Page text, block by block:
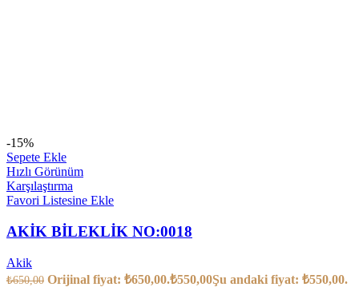
-15%
Sepete Ekle
Hızlı Görünüm
Karşılaştırma
Favori Listesine Ekle
AKİK BİLEKLİK NO:0018
Akik
₺650,00 Orijinal fiyat: ₺650,00.₺550,00Şu andaki fiyat: ₺550,00.